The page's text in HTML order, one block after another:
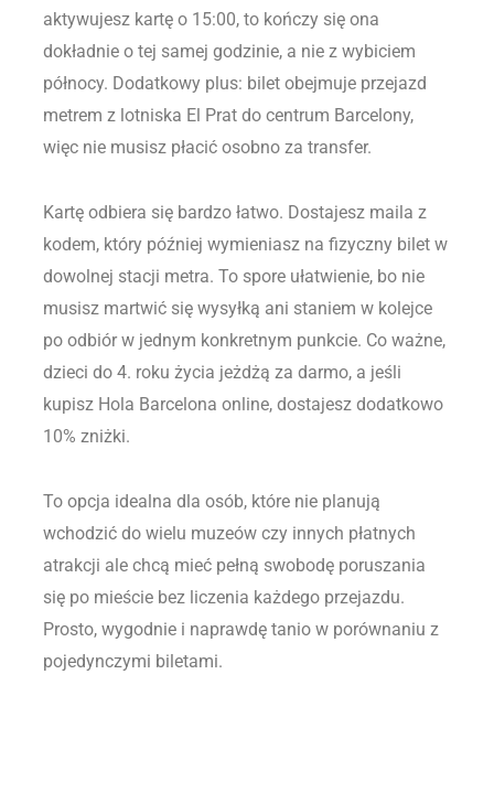
aktywujesz kartę o 15:00, to kończy się ona
dokładnie o tej samej godzinie, a nie z wybiciem
północy. Dodatkowy plus: bilet obejmuje przejazd
metrem z lotniska El Prat do centrum Barcelony,
więc nie musisz płacić osobno za transfer.
Kartę odbiera się bardzo łatwo. Dostajesz maila z
kodem, który później wymieniasz na fizyczny bilet w
dowolnej stacji metra. To spore ułatwienie, bo nie
musisz martwić się wysyłką ani staniem w kolejce
po odbiór w jednym konkretnym punkcie. Co ważne,
dzieci do 4. roku życia jeżdżą za darmo, a jeśli
kupisz Hola Barcelona online, dostajesz dodatkowo
10% zniżki.
To opcja idealna dla osób, które nie planują
wchodzić do wielu muzeów czy innych płatnych
atrakcji ale chcą mieć pełną swobodę poruszania
się po mieście bez liczenia każdego przejazdu.
Prosto, wygodnie i naprawdę tanio w porównaniu z
pojedynczymi biletami.